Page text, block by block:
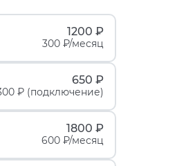
1200 ₽
300 ₽/месяц
650 ₽
₽ (подключение)
1800 ₽
600 ₽/месяц